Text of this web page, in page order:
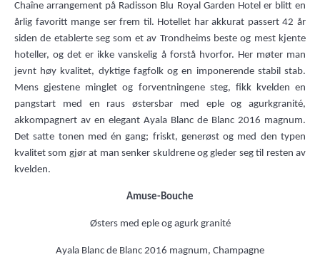
Chaîne arrangement på Radisson Blu Royal Garden Hotel er blitt en
årlig favoritt mange ser frem til. Hotellet har akkurat passert 42 år
siden de etablerte seg som et av Trondheims beste og mest kjente
hoteller, og det er ikke vanskelig å forstå hvorfor. Her møter man
jevnt høy kvalitet, dyktige fagfolk og en imponerende stabil stab.
Mens gjestene minglet og forventningene steg, fikk kvelden en
pangstart med en raus østersbar med eple og agurkgranité,
akkompagnert av en elegant Ayala Blanc de Blanc 2016 magnum.
Det satte tonen med én gang; friskt, generøst og med den typen
kvalitet som gjør at man senker skuldrene og gleder seg til resten av
kvelden.
Amuse-Bouche
Østers med eple og agurk granité
Ayala Blanc de Blanc 2016 magnum, Champagne